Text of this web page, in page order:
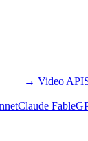
Video API
→
Claude Fable